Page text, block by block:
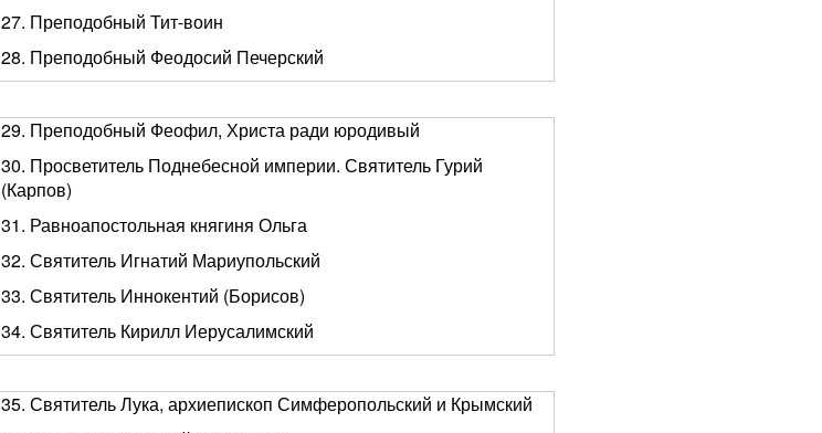
27. Преподобный Тит-воин
28. Преподобный Феодосий Печерский
29. Преподобный Феофил, Христа ради юродивый
30. Просветитель Поднебесной империи. Святитель Гурий
(Карпов)
31. Равноапостольная княгиня Ольга
32. Святитель Игнатий Мариупольский
33. Святитель Иннокентий (Борисов)
34. Святитель Кирилл Иерусалимский
35. Святитель Лука, архиепископ Симферопольский и Крымский